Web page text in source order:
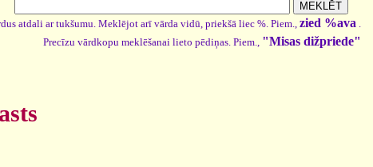
atdali ar tukšumu. Meklējot arī vārda vidū, priekšā liec %. Piem., zied %ava .
Precīzu vārdkopu meklēšanai lieto pēdiņas. Piem., "Misas dižpriede"